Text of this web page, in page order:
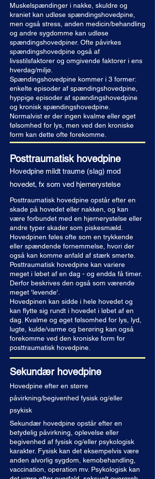
Muskelspændinger i nakke, skuldre og
kraniet kan udløse spændingshovedpine,
men også stress, anden medicin/behandling
og andre sygdomme kan udløse
spændingshovedpiner. Ofte påvirkes
spændingshovedpine også af
livsstilsfaktorer og omgivende faktorer i ens
hverdag/miljø.
Spændingshovedpine kommer i 3 former:
enkelte episoder af spændingshovedpine,
hyppige episoder af spændingshovedpine
og kronisk spændingshovedpine.
Normalvist er der ingen kvalme eller øget
følsomhed for lys, men ved den kroniske
form kan dette ofte forekomme.​
Posttraumatisk hovedpine
Hovedpine mildt traume (slag) mod
hovedet, fx som ved hjernerystelse
Posttraumatisk hovedpine opstår efter en
skade på hovedet eller nakken, og kan
være forbundet med en hjernerystelse eller
andre typer skader som piskesmæld
Hovedpinen føles ofte som en trykkende
eller spændende fornemmelse, hvori der
også kan komme anfald af stærk smerte.
Posttraumatisk hovedpine kan variere
meget i løbet af en dag - og endda få timer.
Derfor beskrives den også som værende
meget 'levende'.
Hovedpinen kan sidde i hele hovedet og
kan flytte sig rundt i hovedet i løbet af en
dag. Kvalme og øget følsomhed for lys, lyd,
lugte, kulde/varme og berøring kan også
forekomme ved den kroniske form for
posttraumatisk hovedpine.
Sekundær hovedpine
Hovedpine efter en større
påvirkning/begivenhed fysisk og/eller
psykisk
Sekundær hovedpine opstår efter en
betydelig påvirkning, oplevelse eller
begivenhed af fysisk og/eller psykologisk
karakter. Fysisk kan det eksempelvis være
anden alvorlig sygdom, kemobehandling,
vaccination, operation mv. Psykologisk kan